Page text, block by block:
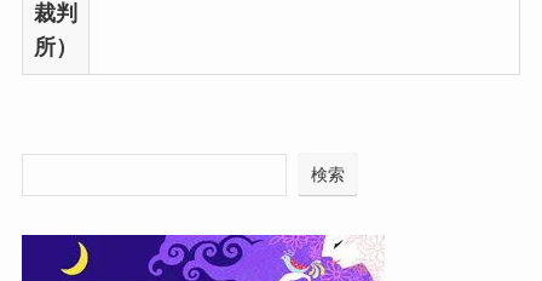
裁判
所）
検索